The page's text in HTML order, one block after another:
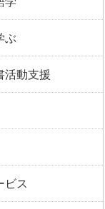
ぶ
活動支援
ビス